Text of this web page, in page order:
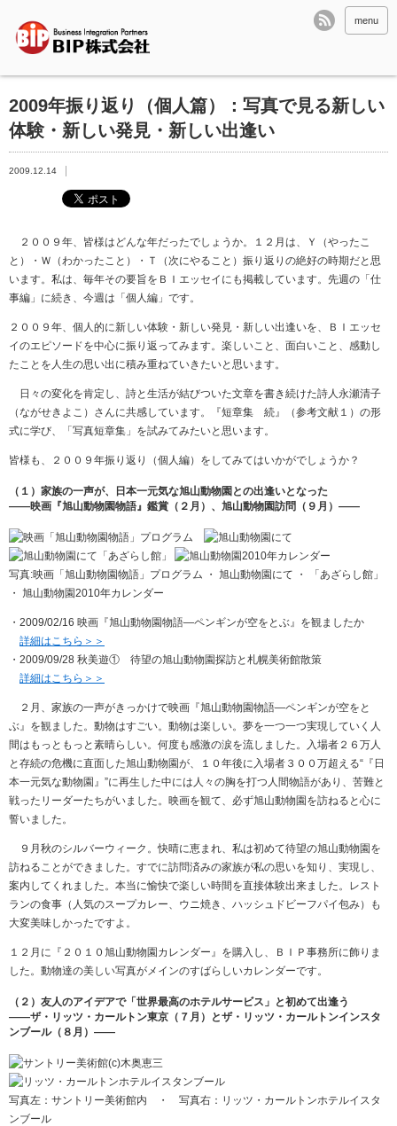
menu
2009年振り返り（個人篇）：写真で見る新しい
体験・新しい発見・新しい出逢い
2009.12.14
２００９年、皆様はどんな年だったでしょうか。１２月は、Ｙ（やったこ
と）・Ｗ（わかったこと）・Ｔ（次にやること）振り返りの絶好の時期だと思
います。私は、毎年その要旨をＢＩエッセイにも掲載しています。先週の「仕
事編」に続き、今週は「個人編」です。
２００９年、個人的に新しい体験・新しい発見・新しい出逢いを、ＢＩエッセ
イのエピソードを中心に振り返ってみます。楽しいこと、面白いこと、感動し
たことを人生の思い出に積み重ねていきたいと思います。
日々の変化を肯定し、詩と生活が結びついた文章を書き続けた詩人永瀬清子
（ながせきよこ）さんに共感しています。『短章集 続』（参考文献１）の形
式に学び、「写真短章集」を試みてみたいと思います。
皆様も、２００９年振り返り（個人編）をしてみてはいかがでしょうか？
（１）家族の一声が、日本一元気な旭山動物園との出逢いとなった
――映画『旭山動物園物語』鑑賞（２月）、旭山動物園訪問（９月）――
写真:映画「旭山動物園物語」プログラム ・ 旭山動物園にて ・ 「あざらし館」
・ 旭山動物園2010年カレンダー
・2009/02/16 映画『旭山動物園物語―ペンギンが空をとぶ』を観ましたか
詳細はこちら＞＞
・2009/09/28 秋美遊① 待望の旭山動物園探訪と札幌美術館散策
詳細はこちら＞＞
２月、家族の一声がきっかけで映画『旭山動物園物語―ペンギンが空をと
ぶ』を観ました。動物はすごい。動物は楽しい。夢を一つ一つ実現していく人
間はもっともっと素晴らしい。何度も感激の涙を流しました。入場者２６万人
と存続の危機に直面した旭山動物園が、１０年後に入場者３００万超える“『日
本一元気な動物園』”に再生した中には人々の胸を打つ人間物語があり、苦難と
戦ったリーダーたちがいました。映画を観て、必ず旭山動物園を訪ねると心に
誓いました。
９月秋のシルバーウィーク。快晴に恵まれ、私は初めて待望の旭山動物園を
訪ねることができました。すでに訪問済みの家族が私の思いを知り、実現し、
案内してくれました。本当に愉快で楽しい時間を直接体験出来ました。レスト
ランの食事（人気のスープカレー、ウニ焼き、ハッシュドビーフパイ包み）も
大変美味しかったですよ。
１２月に『２０１０旭山動物園カレンダー』を購入し、ＢＩＰ事務所に飾りま
した。動物達の美しい写真がメインのすばらしいカレンダーです。
（２）友人のアイデアで「世界最高のホテルサービス」と初めて出逢う
――ザ・リッツ・カールトン東京（７月）とザ・リッツ・カールトンインスタ
ンブール（８月）――
写真左：サントリー美術館内 ・ 写真右：リッツ・カールトンホテルイスタ
ンブール